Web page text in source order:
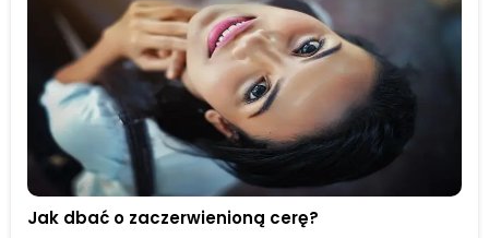
Jak dbać o zaczerwienioną cerę?